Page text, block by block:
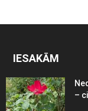
IESAKĀM
–